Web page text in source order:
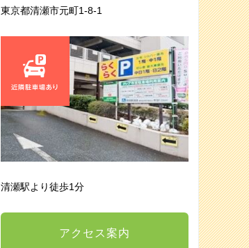
東京都清瀬市元町1-8-1
清瀬駅より徒歩1分
アクセス案内